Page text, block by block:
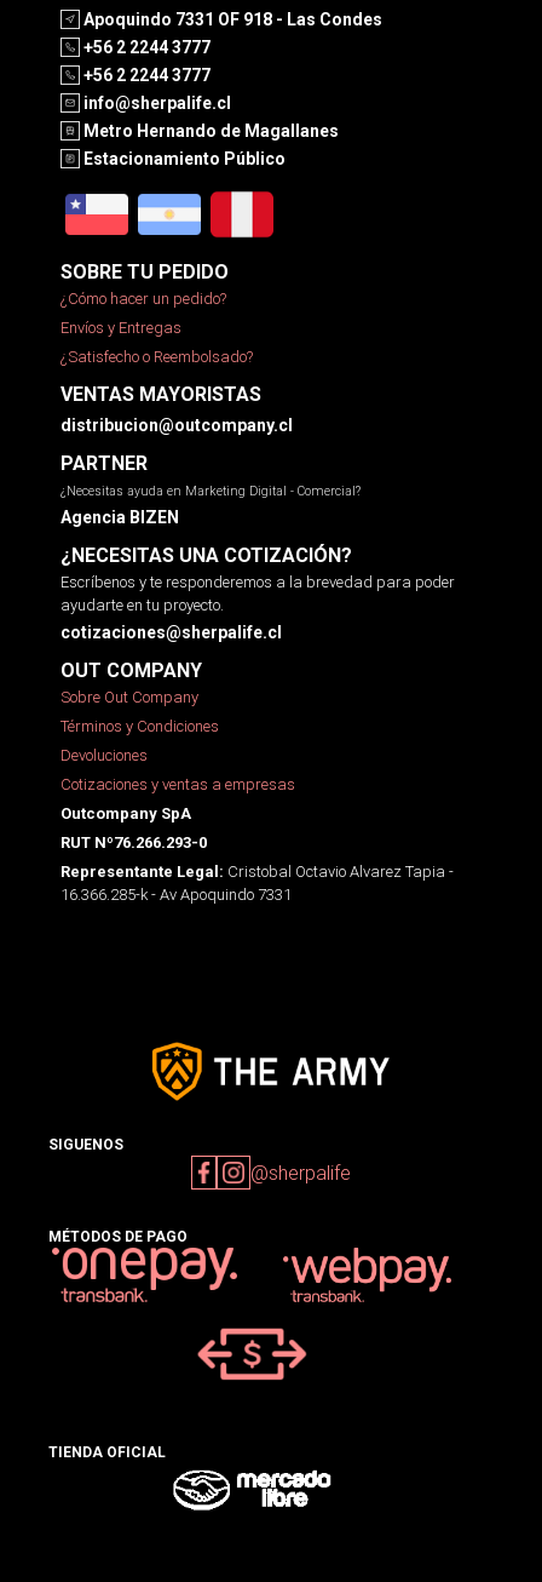
Apoquindo 7331 OF 918 - Las Condes
+56 2 2244 3777
+56 2 2244 3777
info@sherpalife.cl
Metro Hernando de Magallanes
Estacionamiento Público
SOBRE TU PEDIDO
¿Cómo hacer un pedido?
Envíos y Entregas
¿Satisfecho o Reembolsado?
VENTAS MAYORISTAS
distribucion@outcompany.cl
PARTNER
¿Necesitas ayuda en Marketing Digital - Comercial?
Agencia BIZEN
¿NECESITAS UNA COTIZACIÓN?
Escríbenos y te responderemos a la brevedad para poder
ayudarte en tu proyecto.
cotizaciones@sherpalife.cl
OUT COMPANY
Sobre Out Company
Términos y Condiciones
Devoluciones
Cotizaciones y ventas a empresas
Outcompany SpA
RUT Nº76.266.293-0
Representante Legal: Cristobal Octavio Alvarez Tapia -
16.366.285-k - Av Apoquindo 7331
SIGUENOS
@sherpalife
MÉTODOS DE PAGO
TIENDA OFICIAL